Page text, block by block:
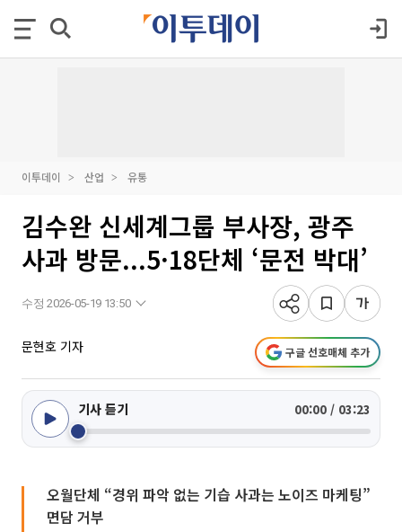
이투데이 산업 유통
김수완 신세계그룹 부사장, 광주
사과 방문...5·18단체 ‘문전 박대’
수정 2026-05-19 13:50
문현호 기자 구글 선호매체 추가
기사 듣기 00:00 / 03:23
오월단체 “경위 파악 없는 기습 사과는 노이즈 마케팅”
면담 거부